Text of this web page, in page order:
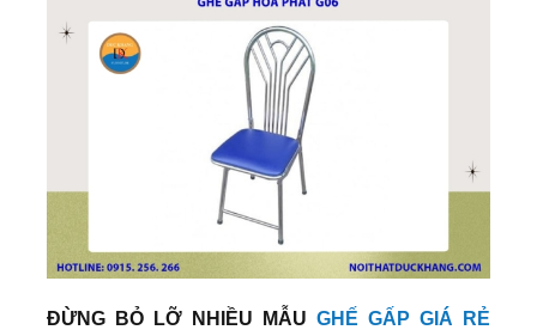
ĐỪNG BỎ LỠ NHIỀU MẪU GHẾ GẤP GIÁ RẺ